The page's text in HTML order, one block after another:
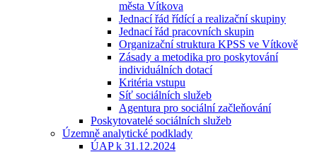
města Vítkova
Jednací řád řídící a realizační skupiny
Jednací řád pracovních skupin
Organizační struktura KPSS ve Vítkově
Zásady a metodika pro poskytování
individuálních dotací
Kritéria vstupu
Síť sociálních služeb
Agentura pro sociální začleňování
Poskytovatelé sociálních služeb
Územně analytické podklady
ÚAP k 31.12.2024